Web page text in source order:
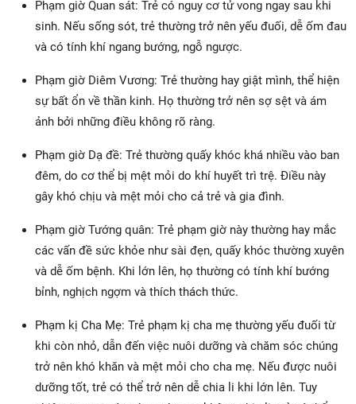
Phạm giờ Quan sát: Trẻ có nguy cơ tử vong ngay sau khi
sinh. Nếu sống sót, trẻ thường trở nên yếu đuối, dễ ốm đau
và có tính khí ngang bướng, ngỗ ngược.
Phạm giờ Diêm Vương: Trẻ thường hay giật mình, thể hiện
sự bất ổn về thần kinh. Họ thường trở nên sợ sệt và ám
ảnh bởi những điều không rõ ràng.
Phạm giờ Dạ đề: Trẻ thường quấy khóc khá nhiều vào ban
đêm, do cơ thể bị mệt mỏi do khí huyết trì trệ. Điều này
gây khó chịu và mệt mỏi cho cả trẻ và gia đình.
Phạm giờ Tướng quân: Trẻ phạm giờ này thường hay mắc
các vấn đề sức khỏe như sài đẹn, quấy khóc thường xuyên
và dễ ốm bệnh. Khi lớn lên, họ thường có tính khí bướng
bỉnh, nghịch ngợm và thích thách thức.
Phạm kị Cha Mẹ: Trẻ phạm kị cha mẹ thường yếu đuối từ
khi còn nhỏ, dẫn đến việc nuôi dưỡng và chăm sóc chúng
trở nên khó khăn và mệt mỏi cho cha mẹ. Nếu được nuôi
dưỡng tốt, trẻ có thể trở nên dễ chia li khi lớn lên. Tuy